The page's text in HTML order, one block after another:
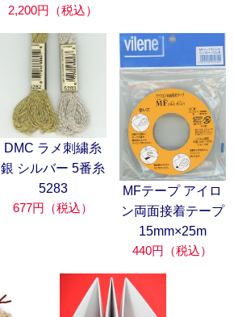
2,200円（税込）
DMC ラメ刺繍糸
銀 シルバー 5番糸
5283
677円（税込）
MFテープ アイロ
ン両面接着テープ
15mm×25m
440円（税込）